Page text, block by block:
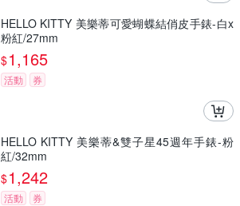
HELLO KITTY 美樂蒂可愛蝴蝶結俏皮手錶-白x
粉紅/27mm
$1,165
活動 券
HELLO KITTY 美樂蒂&雙子星45週年手錶-粉
紅/32mm
$1,242
活動 券